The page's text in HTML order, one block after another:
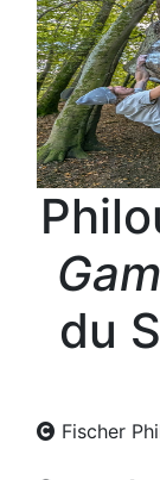
du
Fischer